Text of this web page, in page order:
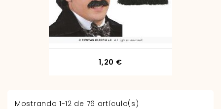
1,20 €
Mostrando 1-12 de 76 artículo(s)